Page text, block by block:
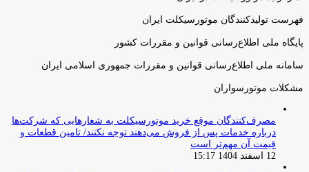
فهرست تولیدکنندگان موتورسیکلت ایران
پایگاه ملی اطلاع‌رسانی قوانین و مقررات کشور
سامانه ملی اطلاع‌رسانی قوانین و مقررات جمهوری اسلامی ایران
مشکلات موتورسواران
مصرف‌کنندگان موقع خرید موتورسیکلت به شعارهایی که شرکت‌ها
درباره خدمات پس از فروش می‌دهند توجه نکنند/ تامین قطعات و
قیمت آن مهم‌تر است
12 اسفند 1404 15:17